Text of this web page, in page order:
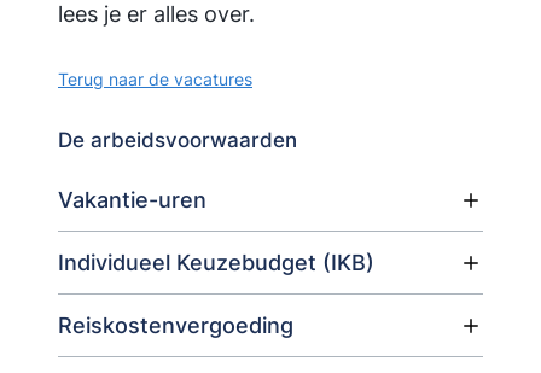
lees je er alles over.
Terug naar de vacatures
De arbeidsvoorwaarden
Vakantie-uren
Individueel Keuzebudget (IKB)
Reiskostenvergoeding